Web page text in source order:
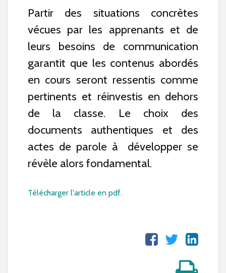
Partir des situations concrètes
vécues par les apprenants et de
leurs besoins de communication
garantit que les contenus abordés
en cours seront ressentis comme
pertinents et réinvestis en dehors
de la classe. Le choix des
documents authentiques et des
actes de parole à développer se
révèle alors fondamental.
Télécharger l'article en pdf.